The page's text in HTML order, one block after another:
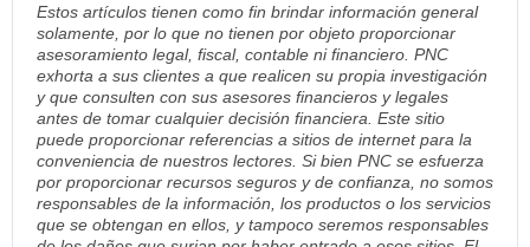
Estos artículos tienen como fin brindar información general
solamente, por lo que no tienen por objeto proporcionar
asesoramiento legal, fiscal, contable ni financiero. PNC
exhorta a sus clientes a que realicen su propia investigación
y que consulten con sus asesores financieros y legales
antes de tomar cualquier decisión financiera. Este sitio
puede proporcionar referencias a sitios de internet para la
conveniencia de nuestros lectores. Si bien PNC se esfuerza
por proporcionar recursos seguros y de confianza, no somos
responsables de la información, los productos o los servicios
que se obtengan en ellos, y tampoco seremos responsables